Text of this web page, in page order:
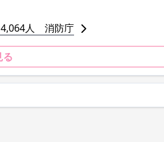
4,064人 消防庁
る